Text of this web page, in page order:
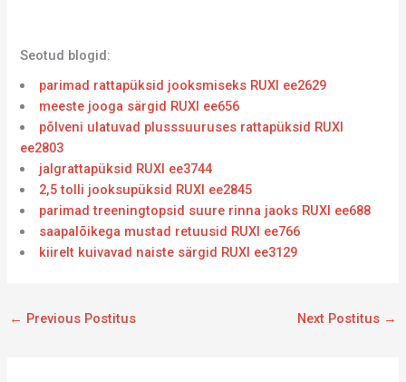
Seotud blogid:
parimad rattapüksid jooksmiseks RUXI ee2629
meeste jooga särgid RUXI ee656
põlveni ulatuvad plusssuuruses rattapüksid RUXI
ee2803
jalgrattapüksid RUXI ee3744
2,5 tolli jooksupüksid RUXI ee2845
parimad treeningtopsid suure rinna jaoks RUXI ee688
saapalõikega mustad retuusid RUXI ee766
kiirelt kuivavad naiste särgid RUXI ee3129
← Previous Postitus Next Postitus →